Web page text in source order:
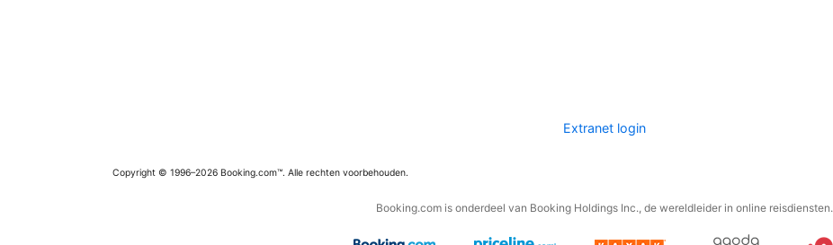
Extranet login
Copyright © 1996–2026 Booking.com™. Alle rechten voorbehouden.
Booking.com is onderdeel van Booking Holdings Inc., de wereldleider in online reisdiensten.